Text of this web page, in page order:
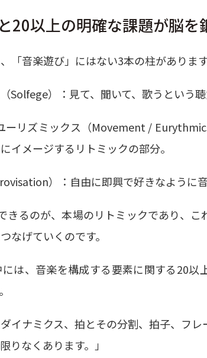
20以上の明確な課題が脳を
「音楽遊び」にはない3本の柱があります
Solfege） ：見て、聞いて、歌うという
リズミックス（Movement / Eurythmics
イメージするリトミックの部分。
） ：自由に即興で好きなように
きるのが、本場のリトミックであり、こ
なげていくのです。
は、音楽を構成する要素に関する20以
イナミクス、拍とその分割、拍子、フ
りなくあります。」